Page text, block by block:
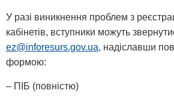
У разі виникнення проблем з
кабінетів, вступники можуть
ez@inforesurs.gov.ua, надіславши
формою:
– ПІБ (повністю)